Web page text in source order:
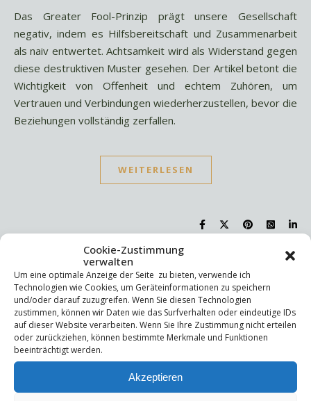
Cookie-Zustimmung
verwalten
Um eine optimale Anzeige der Seite zu bieten, verwende ich
Technologien wie Cookies, um Geräteinformationen zu speichern
und/oder darauf zuzugreifen. Wenn Sie diesen Technologien
zustimmen, können wir Daten wie das Surfverhalten oder eindeutige IDs
auf dieser Website verarbeiten. Wenn Sie Ihre Zustimmung nicht erteilen
oder zurückziehen, können bestimmte Merkmale und Funktionen
beeinträchtigt werden.
Akzeptieren
Das Greater Fool-Prinzip prägt unsere Gesellschaft
negativ, indem es Hilfsbereitschaft und Zusammenarbeit
als naiv entwertet. Achtsamkeit wird als Widerstand gegen
diese destruktiven Muster gesehen. Der Artikel betont die
Wichtigkeit von Offenheit und echtem Zuhören, um
Vertrauen und Verbindungen wiederherzustellen, bevor die
Beziehungen vollständig zerfallen.
WEITERLESEN
Suchen
Suchen
Letzte Beiträge
Die Mentale Sicherheitsarchitektur
Trigger und Glimmer